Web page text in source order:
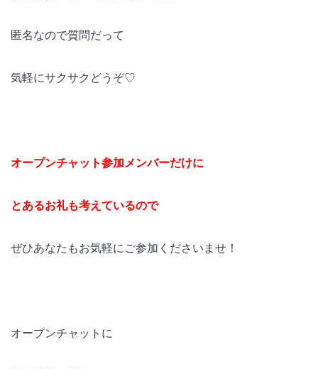
匿名なので質問だって
気軽にサクサクどうぞ♡
オープンチャット参加メンバーだけに
とあるお礼も考えているので
ぜひあなたもお気軽にご参加くださいませ！
オープンチャットに